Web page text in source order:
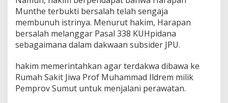
B
e
b
a
s
Munthe terbukti bersalah telah sengaja
membunuh istrinya. Menurut hakim, Harapan
bersalah melanggar Pasal 338 KUHpidana
sebagaimana dalam dakwaan subsider JPU.
hakim memerintahkan agar terdakwa dibawa ke
Rumah Sakit Jiwa Prof Muhammad Ildrem milik
Pemprov Sumut untuk menjalani perawatan.